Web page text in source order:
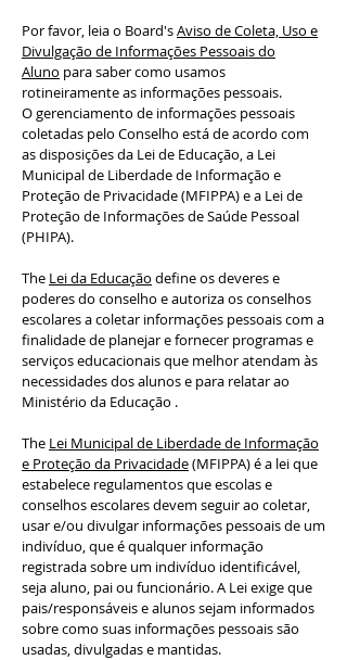
Por favor, leia o Board'sAviso de Coleta, Uso e
Divulgação de Informações Pessoais do
Aluno para saber como usamos
rotineiramente as informações pessoais.
O gerenciamento de informações pessoais
coletadas pelo Conselho está de acordo com
as disposições da Lei de Educação, a Lei
Municipal de Liberdade de Informação e
Proteção de Privacidade (MFIPPA) e a Lei de
Proteção de Informações de Saúde Pessoal
(PHIPA).
The Lei da Educação define os deveres e
poderes do conselho e autoriza os conselhos
escolares a coletar informações pessoais com a
finalidade de planejar e fornecer programas e
serviços educacionais que melhor atendam às
necessidades dos alunos e para relatar ao
Ministério da Educação .
The Lei Municipal de Liberdade de Informação
e Proteção da Privacidade(MFIPPA) é a lei que
estabelece regulamentos que escolas e
conselhos escolares devem seguir ao coletar,
usar e/ou divulgar informações pessoais de um
indivíduo, que é qualquer informação
registrada sobre um indivíduo identificável,
seja aluno, pai ou funcionário. A Lei exige que
pais/responsáveis e alunos sejam informados
sobre como suas informações pessoais são
usadas, divulgadas e mantidas.